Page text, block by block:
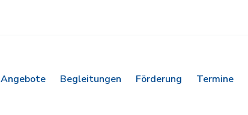
Angebote Begleitungen Förderung Termine